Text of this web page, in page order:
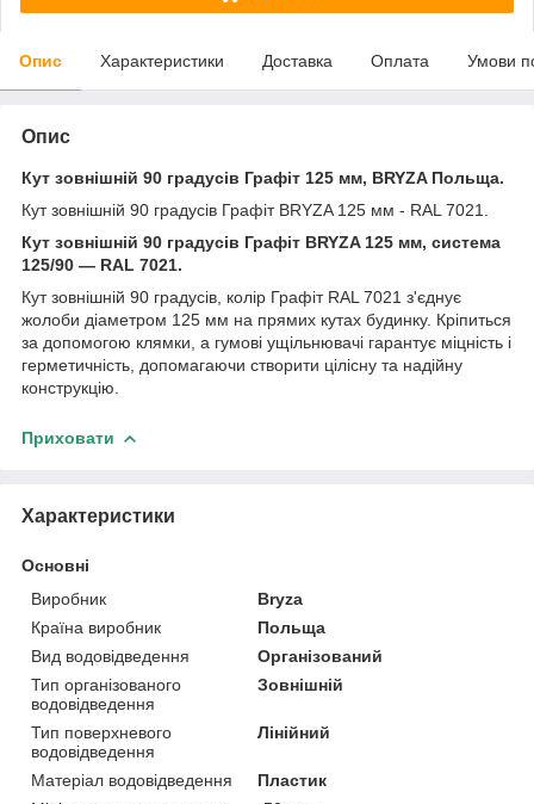
Опис Характеристики Доставка Оплата Умови
Опис
Кут зовнішній 90 градусів Графіт 125 мм, BRYZA Польща.
Кут зовнішній 90 градусів Графіт BRYZA 125 мм - RAL 7021.
Кут зовнішній 90 градусів Графіт BRYZA 125 мм, система
125/90 — RAL 7021.
Кут зовнішній 90 градусів, колір Графіт RAL 7021 з'єднує
жолоби діаметром 125 мм на прямих кутах будинку. Кріпиться
за допомогою клямки, а гумові ущільнювачі гарантує міцність і
герметичність, допомагаючи створити цілісну та надійну
конструкцію.
Приховати
Характеристики
Основні
Виробник
Bryza
Країна виробник
Польща
Вид водовідведення
Організований
Тип організованого
водовідведення
Зовнішній
Тип поверхневого
водовідведення
Лінійний
Матеріал водовідведення
Пластик